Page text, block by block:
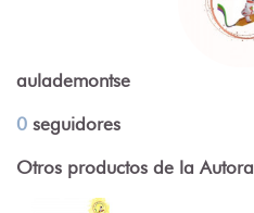
aulademontse
0 seguidores
Otros productos de la Autora